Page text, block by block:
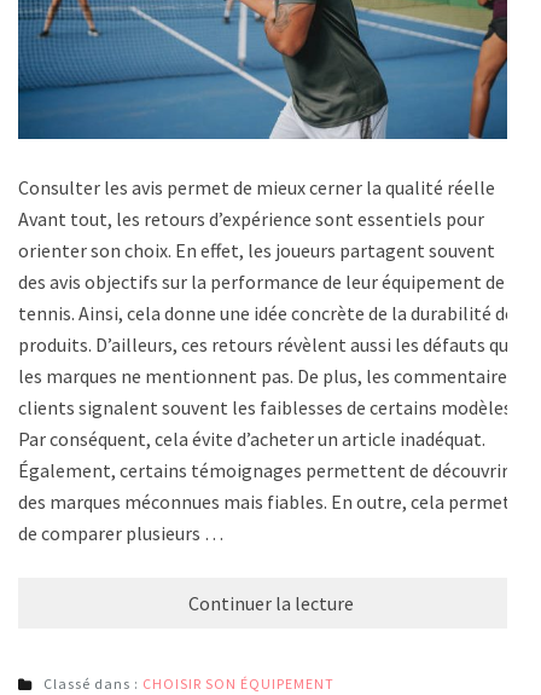
Consulter les avis permet de mieux cerner la qualité réelle
Avant tout, les retours d’expérience sont essentiels pour
orienter son choix. En effet, les joueurs partagent souvent
des avis objectifs sur la performance de leur équipement de
tennis. Ainsi, cela donne une idée concrète de la durabilité des
produits. D’ailleurs, ces retours révèlent aussi les défauts que
les marques ne mentionnent pas. De plus, les commentaires
clients signalent souvent les faiblesses de certains modèles.
Par conséquent, cela évite d’acheter un article inadéquat.
Également, certains témoignages permettent de découvrir
des marques méconnues mais fiables. En outre, cela permet
de comparer plusieurs …
Continuer la lecture
Classé dans : CHOISIR SON ÉQUIPEMENT